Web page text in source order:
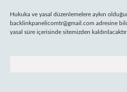
Hukuka ve yasal düzenlemelere aykırı
backlinkpanelicomtr@gmail.com adresine
yasal süre içerisinde sitemizden kaldırılacaktır.